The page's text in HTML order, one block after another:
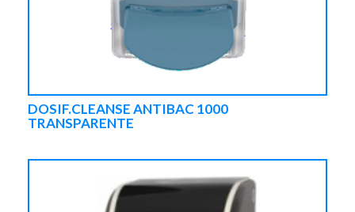
DOSIF.CLEANSE ANTIBAC 1000
TRANSPARENTE